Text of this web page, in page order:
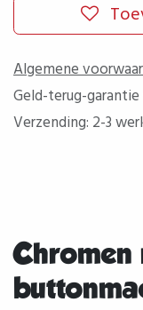
Algemene
Geld-terug-garantie
Verzending: 2-3